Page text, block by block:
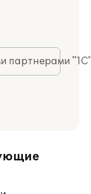
партнерами